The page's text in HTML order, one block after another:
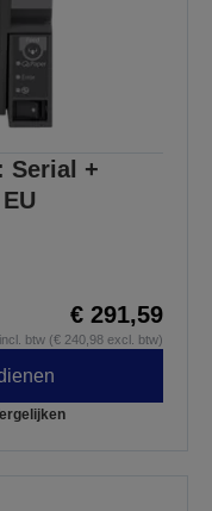
Serial +
€ 291,59
incl. btw (€ 240,98 excl. btw)